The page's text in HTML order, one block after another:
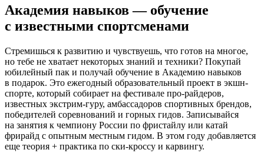
Академия навыков — обучение
с известными спортсменами
Cтремишься к развитию и чувствуешь, что готов на многое,
но тебе не хватает некоторых знаний и техники? Покупай
юбилейный пак и получай обучение в Академию навыков
в подарок. Это ежегодный образовательный проект в экшн-
спорте, который собирает на фестивале про-райдеров,
известных экстрим-гуру, амбассадоров спортивных брендов,
победителей соревнований и горных гидов. Записывайся
на занятия к чемпиону России по фристайлу или катай
фрирайд с опытным местным гидом. В этом году добавляется
еще теория + практика по ски-кроссу и карвингу.